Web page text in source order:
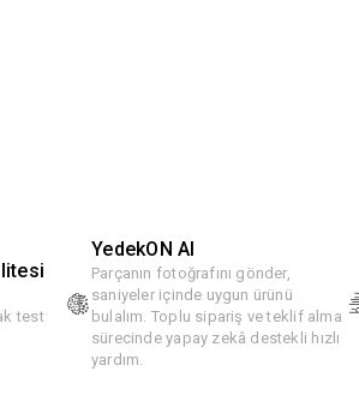
test
YedekON AI
Parçanın fotoğrafını gönder,
saniyeler içinde uygun ürünü
bulalım. Toplu sipariş ve teklif alma
sürecinde yapay zekâ destekli hızlı
yardım.